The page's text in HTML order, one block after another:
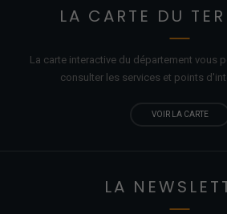
LA CARTE DU
La carte interactive du département vous
consulter les services et points d'
VOIR LA CARTE
LA